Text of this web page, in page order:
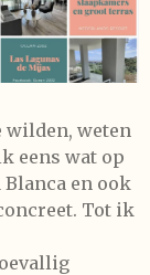
wilden, weten
eens wat op
Blanca en ook
Tot ik